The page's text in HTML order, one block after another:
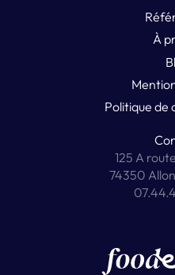
À
Politique de
125 A
74350